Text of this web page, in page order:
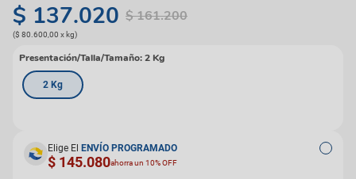
$ 137.020 $161.200
($ 80.600,00 x kg)
Presentación/Talla/Tamaño:2 Kg
2 Kg
Elige El ENVÍO PROGRAMADO
$ 145.080ahorra un 10% OFF